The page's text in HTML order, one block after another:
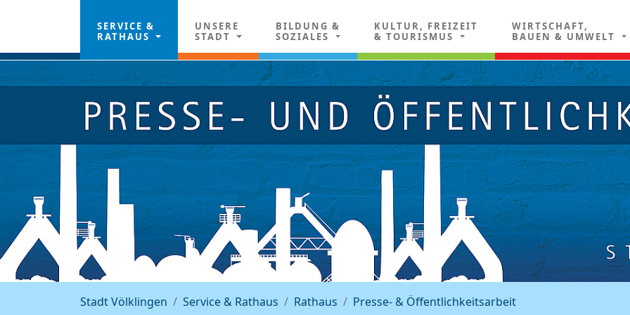
SERVICE &
RATHAUS
UNSERE
STADT
BILDUNG &
SOZIALES
KULTUR, FREIZEIT
& TOURISMUS
WIRTSCHAFT,
BAUEN & UMWELT
Stadt Völklingen Service & Rathaus Rathaus Presse- & Öffentlichkeitsarbeit